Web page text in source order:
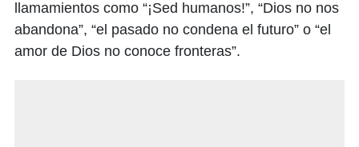
llamamientos como “¡Sed humanos!”, “Dios no nos
abandona”, “el pasado no condena el futuro” o “el
amor de Dios no conoce fronteras”.